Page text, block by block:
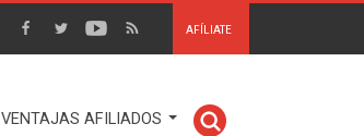
AFÍLIATE
VENTAJAS AFILIADOS